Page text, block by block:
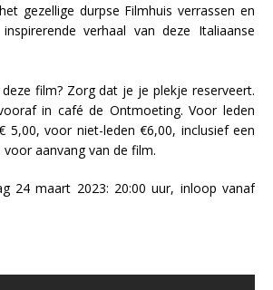
gezellige durpse Filmhuis verrassen en
verhaal van deze Italiaanse
film? Zorg dat je je plekje reserveert.
in café de Ontmoeting. Voor leden
5,00, voor niet-leden €6,00, inclusief een
aanvang van de film.
24 maart 2023: 20:00 uur, inloop vanaf